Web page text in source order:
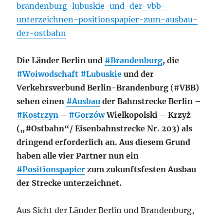
brandenburg-lubuskie-und-der-vbb-
unterzeichnen-positionspapier-zum-ausbau-
der-ostbahn
Die Länder Berlin und #Brandenburg, die
#Woiwodschaft #Lubuskie und der
Verkehrsverbund Berlin-Brandenburg (#VBB)
sehen einen #Ausbau der Bahnstrecke Berlin –
#Kostrzyn – #GorzówWielkopolski – Krzyż
(„#Ostbahn“/ Eisenbahnstrecke Nr. 203) als
dringend erforderlich an. Aus diesem Grund
haben alle vier Partner nun ein
#Positionspapier zum zukunftsfesten Ausbau
der Strecke unterzeichnet.
Aus Sicht der Länder Berlin und Brandenburg,